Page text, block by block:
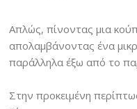
Απλώς, πίνοντας μια
απολαμβάνοντας ένα
παράλληλα έξω από το
Στην προκειμένη